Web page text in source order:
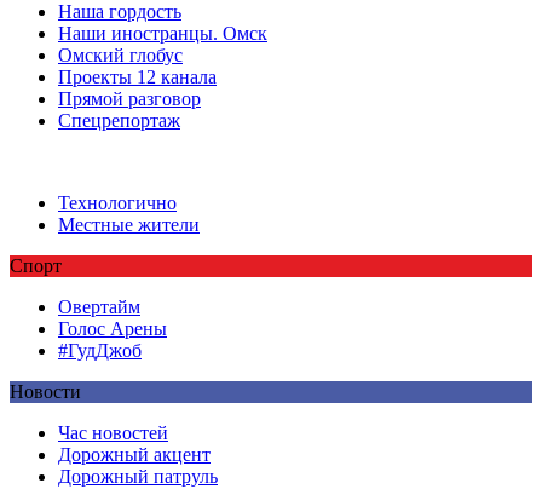
Наша гордость
Наши иностранцы. Омск
Омский глобус
Проекты 12 канала
Прямой разговор
Спецрепортаж
Технологично
Местные жители
Спорт
Овертайм
Голос Арены
#ГудДжоб
Новости
Час новостей
Дорожный акцент
Дорожный патруль